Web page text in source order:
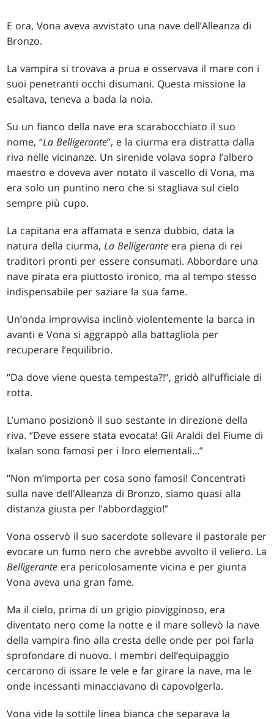
E ora, Vona aveva avvistato una nave dell’Alleanza di
Bronzo.
La vampira si trovava a prua e osservava il mare con i
suoi penetranti occhi disumani. Questa missione la
esaltava, teneva a bada la noia.
Su un fianco della nave era scarabocchiato il suo
nome, “La Belligerante”, e la ciurma era distratta dalla
riva nelle vicinanze. Un sirenide volava sopra l’albero
maestro e doveva aver notato il vascello di Vona, ma
era solo un puntino nero che si stagliava sul cielo
sempre più cupo.
La capitana era affamata e senza dubbio, data la
natura della ciurma,La Belligerante era piena di rei
traditori pronti per essere consumati. Abbordare una
nave pirata era piuttosto ironico, ma al tempo stesso
indispensabile per saziare la sua fame.
Un’onda improvvisa inclinò violentemente la barca in
avanti e Vona si aggrappò alla battagliola per
recuperare l’equilibrio.
“Da dove viene questa tempesta?!”, gridò all’ufficiale di
rotta.
L’umano posizionò il suo sestante in direzione della
riva. “Deve essere stata evocata! Gli Araldi del Fiume di
Ixalan sono famosi per i loro elementali...”
“Non m’importa per cosa sono famosi! Concentrati
sulla nave dell’Alleanza di Bronzo, siamo quasi alla
distanza giusta per l’abbordaggio!”
Vona osservò il suo sacerdote sollevare il pastorale per
evocare un fumo nero che avrebbe avvolto il veliero. La
Belligerante era pericolosamente vicina e per giunta
Vona aveva una gran fame.
Ma il cielo, prima di un grigio piovigginoso, era
diventato nero come la notte e il mare sollevò la nave
della vampira fino alla cresta delle onde per poi farla
sprofondare di nuovo. I membri dell’equipaggio
cercarono di issare le vele e far girare la nave, ma le
onde incessanti minacciavano di capovolgerla.
Vona vide la sottile linea bianca che separava la